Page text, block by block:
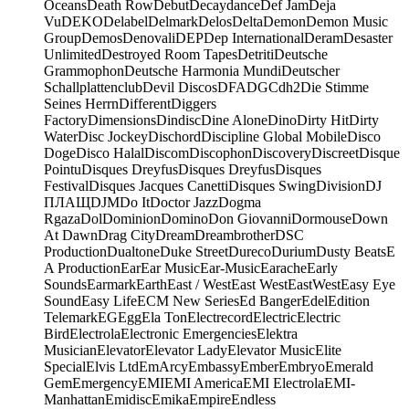
OceansDeath RowDebutDecaydanceDef JamDeja
VuDEKODelabelDelmarkDelosDeltaDemonDemon Music
GroupDemosDenovaliDEPDep InternationalDeramDesaster
UnlimitedDestroyed Room TapesDetritiDeutsche
GrammophonDeutsche Harmonia MundiDeutscher
SchallplattenclubDevil DiscosDFADGCdh2Die Stimme
Seines HerrnDifferentDiggers
FactoryDimensionsDindiscDine AloneDinoDirty HitDirty
WaterDisc JockeyDischordDiscipline Global MobileDisco
DogeDisco HalalDiscomDiscophonDiscoveryDiscreetDisque
PointuDisques DreyfusDisques DreyfusDisques
FestivalDisques Jacques CanettiDisques SwingDivisionDJ
ПЛАЩDJMDo ItDoctor JazzDogma
RgazaDolDominionDominoDon GiovanniDormouseDown
At DawnDrag CityDreamDreambrotherDSC
ProductionDualtoneDuke StreetDurecoDuriumDusty BeatsE
A ProductionEarEar MusicEar-MusicEaracheEarly
SoundsEarmarkEarthEast / WestEast WestEastWestEasy Eye
SoundEasy LifeECM New SeriesEd BangerEdelEdition
TelemarkEGEggEla TonElectrecordElectricElectric
BirdElectrolaElectronic EmergenciesElektra
MusicianElevatorElevator LadyElevator MusicElite
SpecialElvis LtdEmArcyEmbassyEmberEmbryoEmerald
GemEmergencyEMIEMI AmericaEMI ElectrolaEMI-
ManhattanEmidiscEmikaEmpireEndless